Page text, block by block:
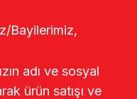
Bayilerimiz,
adı ve sosyal
ürün satışı ve